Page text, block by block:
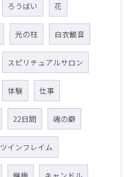
ろうばい 花
光の柱 白衣観音
スピリチュアルサロン
体験 仕事
22日間 魂の癖
ツインフレイム